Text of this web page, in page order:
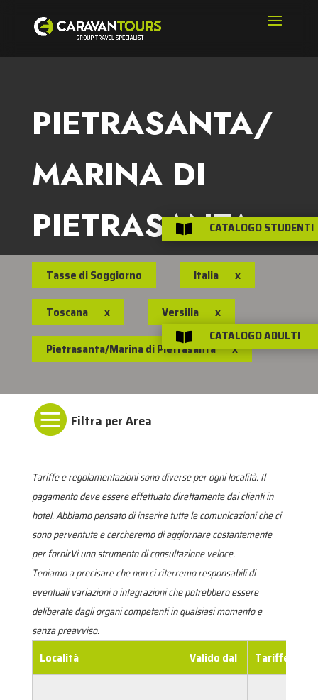
PIETRASANTA/
MARINA DI
PIETRASANTA
Tasse di Soggiorno Italia x
Toscana x Versilia x
Pietrasanta/Marina di Pietrasanta x

Tariffe e regolamentazioni sono diverse per ogni località. Il
pagamento deve essere effettuato direttamente dai clienti in
hotel. Abbiamo pensato di inserire tutte le comunicazioni che ci
sono perventute e cercheremo di aggiornare costantemente
per fornirVi uno strumento di consultazione veloce.
Teniamo a precisare che non ci riterremo responsabili di
eventuali variazioni o integrazioni che potrebbero essere
deliberate dagli organi competenti in qualsiasi momento e
senza preavviso.
Località Valido dal Tariffe
 CATALOGO STUDENTI
 CATALOGO ADULTI